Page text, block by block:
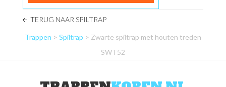
TERUG NAAR SPILTRAP
Trappen > Spiltrap > Zwarte spiltrap met houten treden
SWT52